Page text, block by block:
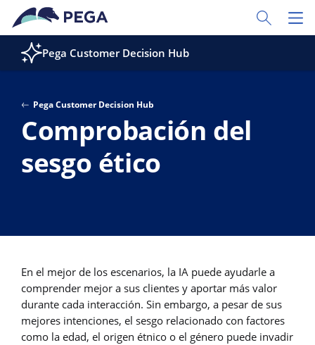
Ir al contenido principal
Toggle
Pega Customer Decision Hub
Pega Customer Decision Hub
Comprobación del
sesgo ético
En el mejor de los escenarios, la IA puede ayudarle a
comprender mejor a sus clientes y aportar más valor
durante cada interacción. Sin embargo, a pesar de sus
mejores intenciones, el sesgo relacionado con factores
como la edad, el origen étnico o el género puede invadir